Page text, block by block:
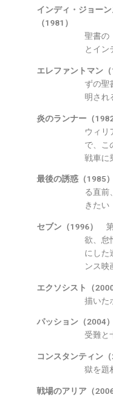
インディ・ジョー
（1981）
聖書の
とイン
エレファントマン（
ずの聖
明され
炎のランナー（1982
ウィリ
で、こ
戦車に
最後の誘惑（1985）
る直前
きたい
セブン（1996）
欲、怠
にした
ンス映
エクソシスト（2000
描いた
パッション（2004）
受難と
コンスタンティン（
獄を題
戦場のアリア（2006